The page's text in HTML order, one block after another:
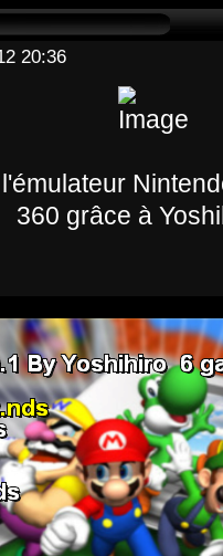
20:36
360 grâce à